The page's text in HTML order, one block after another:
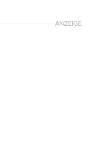
ANZEIGE